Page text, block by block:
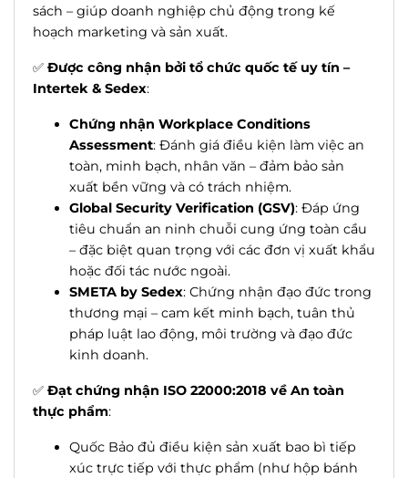
sách – giúp doanh nghiệp chủ động trong kế
hoạch marketing và sản xuất.
✅ Được công nhận bởi tổ chức quốc tế uy tín –
Intertek & Sedex:
Chứng nhận Workplace Conditions
Assessment: Đánh giá điều kiện làm việc an
toàn, minh bạch, nhân văn – đảm bảo sản
xuất bền vững và có trách nhiệm.
Global Security Verification (GSV): Đáp ứng
tiêu chuẩn an ninh chuỗi cung ứng toàn cầu
– đặc biệt quan trọng với các đơn vị xuất khẩu
hoặc đối tác nước ngoài.
SMETA by Sedex: Chứng nhận đạo đức trong
thương mại – cam kết minh bạch, tuân thủ
pháp luật lao động, môi trường và đạo đức
kinh doanh.
✅ Đạt chứng nhận ISO 22000:2018 về An toàn
thực phẩm:
Quốc Bảo đủ điều kiện sản xuất bao bì tiếp
xúc trực tiếp với thực phẩm (như hộp bánh